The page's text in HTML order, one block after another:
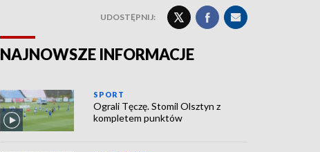
UDOSTĘPNIJ:
NAJNOWSZE INFORMACJE
SPORT
Ograli Tęczę. Stomil Olsztyn z
kompletem punktów